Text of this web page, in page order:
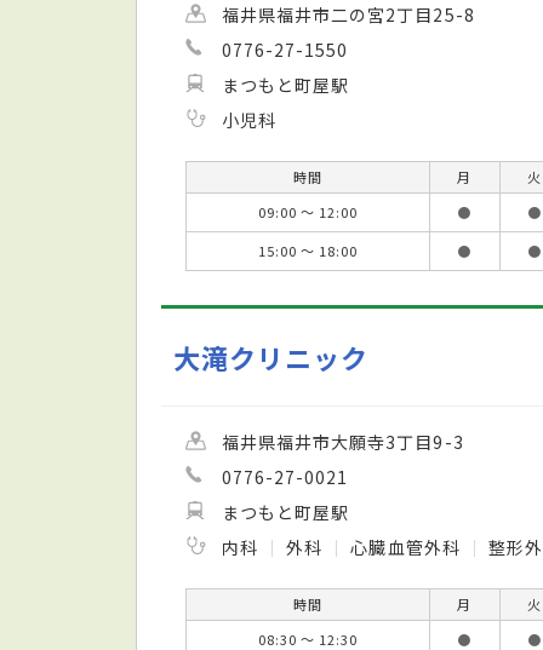
福井県福井市二の宮2丁目25-8
0776-27-1550
まつもと町屋駅
小児科
時間 月 火
09:00 ～ 12:00
● ●
15:00 ～ 18:00
● ●
大滝クリニック
福井県福井市大願寺3丁目9-3
0776-27-0021
まつもと町屋駅
内科
外科 心臓血管外科 整形
時間 月 火
08:30 ～ 12:30
● ●